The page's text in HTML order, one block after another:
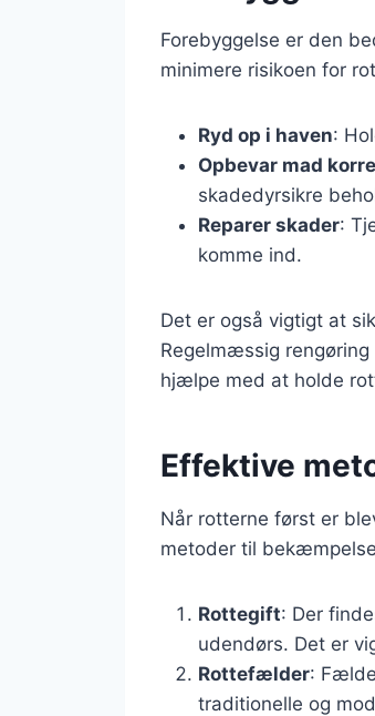
Forebyggelse er den
minimere risikoen for
Ryd op i haven:
Opbevar mad
skadedyrsikre
Reparer skader:
komme ind.
Det er også vigtigt at
Regelmæssig
hjælpe med at holde
Effektive
Når rotterne først er
metoder til
Rottegift: Der
udendørs. Det er
Rottefælder:
traditionelle og